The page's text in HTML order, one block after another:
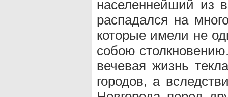
населеннейший из
распадался на
которые имели не
собою
вечевая жизнь
городов, а